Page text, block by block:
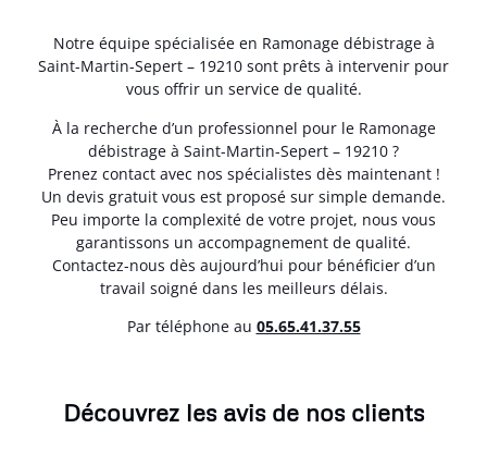
Notre équipe spécialisée en Ramonage débistrage à
Saint-Martin-Sepert – 19210 sont prêts à intervenir pour
vous offrir un service de qualité.
À la recherche d’un professionnel pour le Ramonage
débistrage à Saint-Martin-Sepert – 19210 ?
Prenez contact avec nos spécialistes dès maintenant !
Un devis gratuit vous est proposé sur simple demande.
Peu importe la complexité de votre projet, nous vous
garantissons un accompagnement de qualité.
Contactez-nous dès aujourd’hui pour bénéficier d’un
travail soigné dans les meilleurs délais.
Par téléphone au 05.65.41.37.55
Découvrez les avis de nos clients